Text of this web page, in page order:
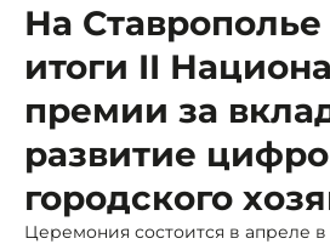
На
итоги II
премии за
развитие
городского
Церемония состоится в апреле